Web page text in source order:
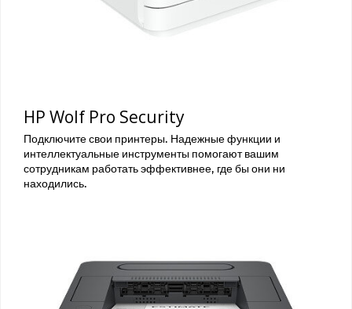
HP Wolf Pro Security
Подключите свои принтеры. Надежные функции и
интеллектуальные инструменты помогают вашим
сотрудникам работать эффективнее, где бы они ни
находились.